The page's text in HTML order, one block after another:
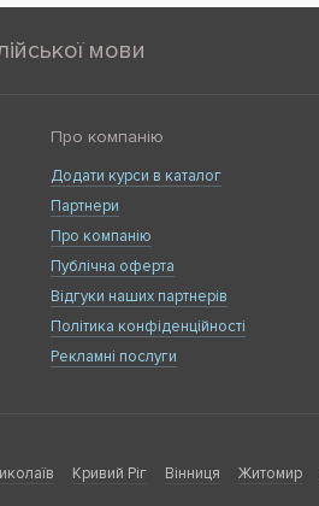
мови
Про компанію
Додати курси в каталог
Партнери
Про компанію
Публічна оферта
Відгуки наших партнерів
Політика конфіденційності
Рекламні послуги
Кривий Ріг Вінниця Житомир